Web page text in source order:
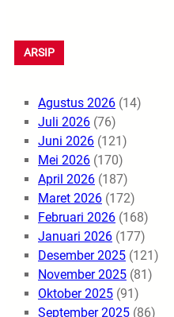
ARSIP
Agustus 2026 (14)
Juli 2026 (76)
Juni 2026 (121)
Mei 2026 (170)
April 2026 (187)
Maret 2026 (172)
Februari 2026 (168)
Januari 2026 (177)
Desember 2025 (121)
November 2025 (81)
Oktober 2025 (91)
September 2025 (86)